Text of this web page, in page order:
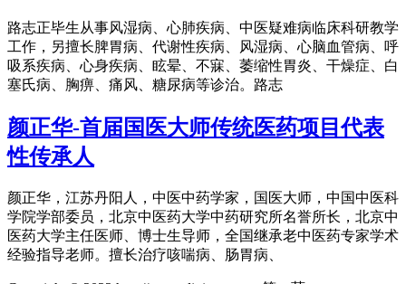
路志正毕生从事风湿病、心肺疾病、中医疑难病临床科研教学
工作，另擅长脾胃病、代谢性疾病、风湿病、心脑血管病、呼
吸系疾病、心身疾病、眩晕、不寐、萎缩性胃炎、干燥症、白
塞氏病、胸痹、痛风、糖尿病等诊治。路志
颜正华-首届国医大师传统医药项目代表
性传承人
颜正华，江苏丹阳人，中医中药学家，国医大师，中国中医科
学院学部委员，北京中医药大学中药研究所名誉所长，北京中
医药大学主任医师、博士生导师，全国继承老中医药专家学术
经验指导老师。擅长治疗咳喘病、肠胃病、